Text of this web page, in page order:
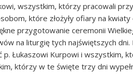
wszystkim, którzy pracowali
które złożyły ofiary na kwiaty
przygotowanie ceremonii
na liturgię tych najświętszych dni.
Łukaszowi Kurpowi i wszystkim,
którzy w te święte trzy dni